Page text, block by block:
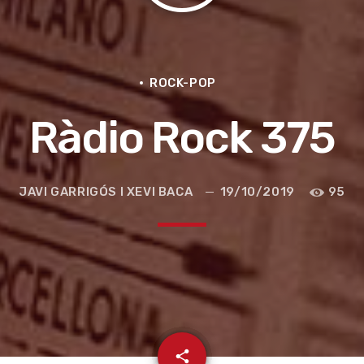
la ruta de la seda
ROCK-POP
Ràdio Rock 375
JAVI GARRIGÓS I XEVI BACA 19/10/2019 95
share
email